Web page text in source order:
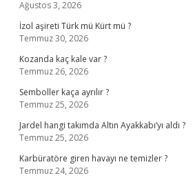
Ağustos 3, 2026
İzol aşireti Türk mü Kürt mü ?
Temmuz 30, 2026
Kozanda kaç kale var ?
Temmuz 26, 2026
Semboller kaça ayrılır ?
Temmuz 25, 2026
Jardel hangi takımda Altın Ayakkabı’yı aldı ?
Temmuz 25, 2026
Karbüratöre giren havayı ne temizler ?
Temmuz 24, 2026